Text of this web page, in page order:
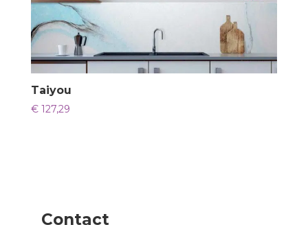
Taiyou
€127,29
Contact